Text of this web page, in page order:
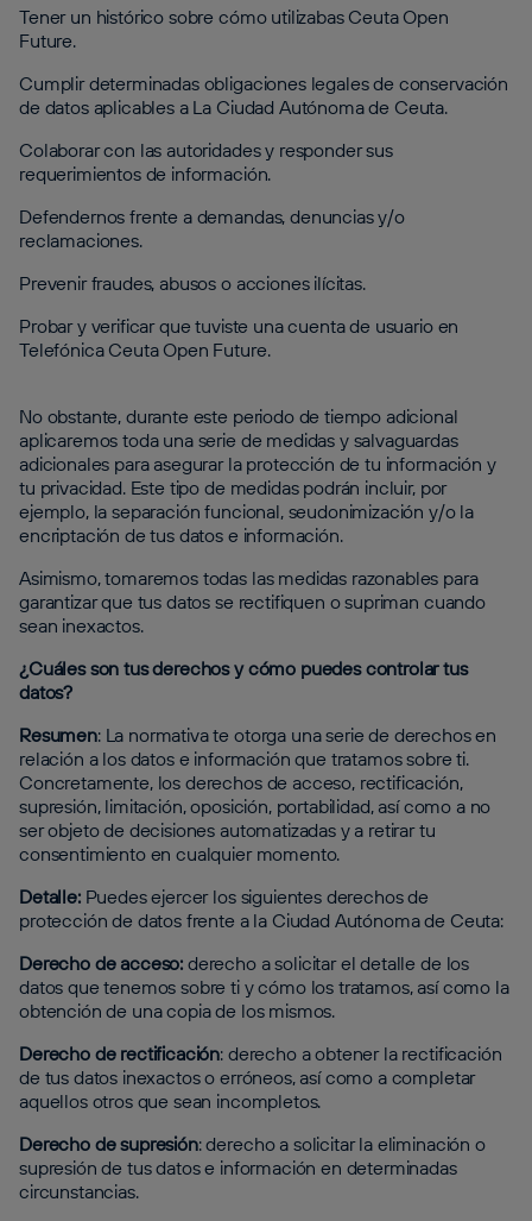
Tener un histórico sobre cómo utilizabas Ceuta Open
Future.
Cumplir determinadas obligaciones legales de conservación
de datos aplicables a La Ciudad Autónoma de Ceuta.
Colaborar con las autoridades y responder sus
requerimientos de información.
Defendernos frente a demandas, denuncias y/o
reclamaciones.
Prevenir fraudes, abusos o acciones ilícitas.
Probar y verificar que tuviste una cuenta de usuario en
Telefónica Ceuta Open Future.
No obstante, durante este periodo de tiempo adicional
aplicaremos toda una serie de medidas y salvaguardas
adicionales para asegurar la protección de tu información y
tu privacidad. Este tipo de medidas podrán incluir, por
ejemplo, la separación funcional, seudonimización y/o la
encriptación de tus datos e información.
Asimismo, tomaremos todas las medidas razonables para
garantizar que tus datos se rectifiquen o supriman cuando
sean inexactos.
¿Cuáles son tus derechos y cómo puedes controlar tus
datos?
‍‍Resumen: La normativa te otorga una serie de derechos en
relación a los datos e información que tratamos sobre ti.
Concretamente, los derechos de acceso, rectificación,
supresión, limitación, oposición, portabilidad, así como a no
ser objeto de decisiones automatizadas y a retirar tu
consentimiento en cualquier momento.
Detalle:Puedes ejercer los siguientes derechos de
protección de datos frente a la Ciudad Autónoma de Ceuta:
Derecho de acceso: derecho a solicitar el detalle de los
datos que tenemos sobre ti y cómo los tratamos, así como la
obtención de una copia de los mismos.
Derecho de rectificación: derecho a obtener la rectificación
de tus datos inexactos o erróneos, así como a completar
aquellos otros que sean incompletos.
Derecho de supresión: derecho a solicitar la eliminación o
supresión de tus datos e información en determinadas
circunstancias.